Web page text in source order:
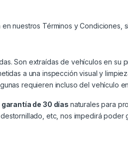
en nuestros Términos y Condiciones ,
Son extraídas de vehículos en
a una inspección visual y
requieren incluso del vehículo
garantía de 30 días naturales para
etc, nos impedirá poder